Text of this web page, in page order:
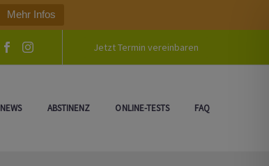
Mehr Infos
Jetzt Termin vereinbaren
NEWS ABSTINENZ ONLINE-TESTS FAQ